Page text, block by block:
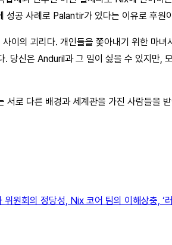
사례로 Palantir가 있다는 이유로 후원
이의 괴리다. 개인들을 쫓아내기 위한
당신은 Anduril과 그 일이 싫을 수 있지만,
로 다른 배경과 세계관을 가진 사람들을
원회의 정당성, Nix 코어 팀의 이해상충, ‘